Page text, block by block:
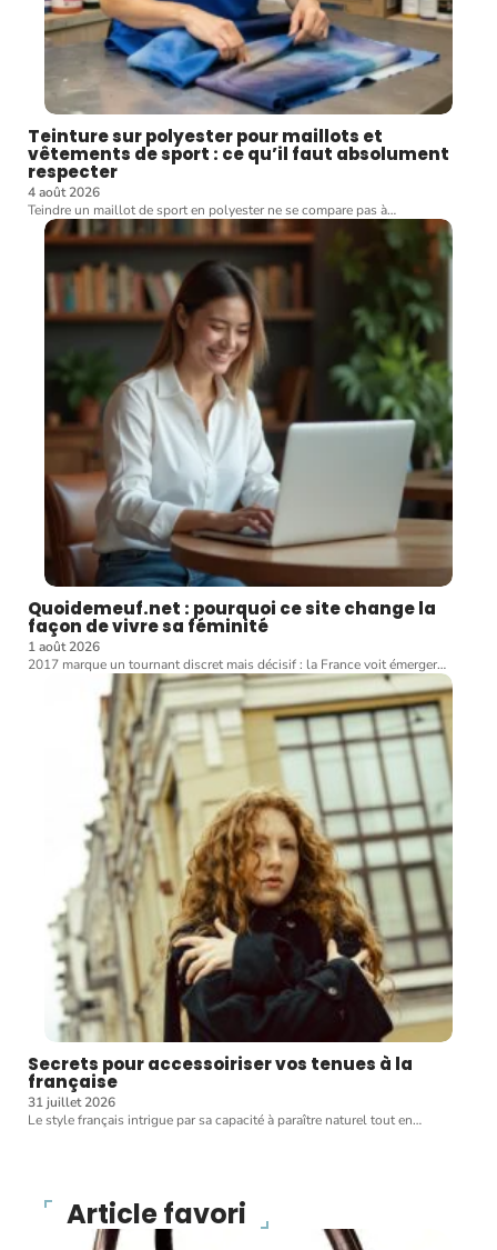
Teinture sur polyester pour maillots et
vêtements de sport : ce qu’il faut absolument
respecter
4 août 2026
Teindre un maillot de sport en polyester ne se compare pas à…
Quoidemeuf.net : pourquoi ce site change la
façon de vivre sa féminité
1 août 2026
2017 marque un tournant discret mais décisif : la France voit émerger…
Secrets pour accessoiriser vos tenues à la
française
31 juillet 2026
Le style français intrigue par sa capacité à paraître naturel tout en…
Article favori